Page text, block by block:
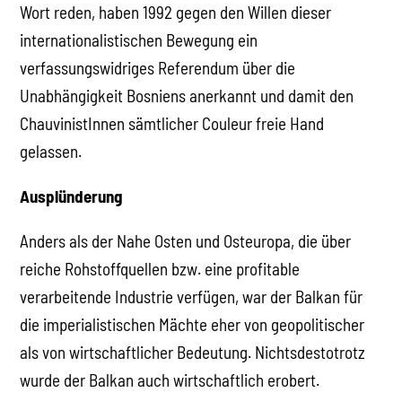
Wort reden, haben 1992 gegen den Willen dieser
internationalistischen Bewegung ein
verfassungswidriges Referendum über die
Unabhängigkeit Bosniens anerkannt und damit den
ChauvinistInnen sämtlicher Couleur freie Hand
gelassen.
Ausplünderung
Anders als der Nahe Osten und Osteuropa, die über
reiche Rohstoffquellen bzw. eine profitable
verarbeitende Industrie verfügen, war der Balkan für
die imperialistischen Mächte eher von geopolitischer
als von wirtschaftlicher Bedeutung. Nichtsdestotrotz
wurde der Balkan auch wirtschaftlich erobert.